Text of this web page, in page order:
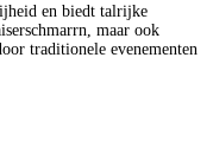
en biedt talrijke
maar ook
traditionele evenementen